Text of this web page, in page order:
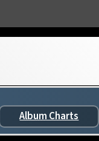
Album Charts